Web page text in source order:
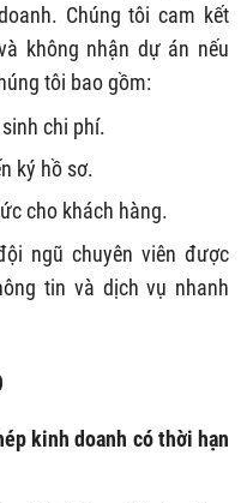
Chúng tôi cam kết
không nhận dự án nếu
tôi bao gồm:
chi phí.
ký hồ sơ.
cho khách hàng.
ngũ chuyên viên được
tin và dịch vụ nhanh
kinh doanh có thời hạn